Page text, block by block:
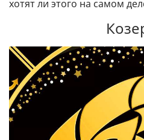
хотят ли этого на самом